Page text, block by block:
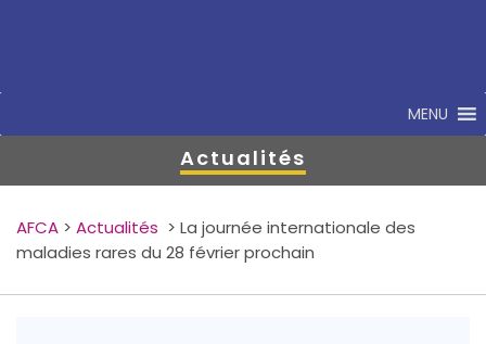
MENU
Actualités
AFCA > Actualités > La journée internationale des
maladies rares du 28 février prochain